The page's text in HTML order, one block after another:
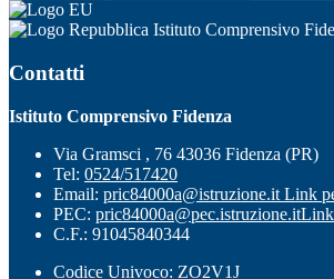
Istituto Comprensivo
Contatti
Istituto Comprensivo Fidenza
Via Gramsci , 76 43036 Fidenza (PR)
Tel: 0524/517420
Email: pric84000a@istruzione.it Link
PEC: pric84000a@pec.istruzione.itLink
C.F.: 91045840344
Codice Univoco: ZO2V1J